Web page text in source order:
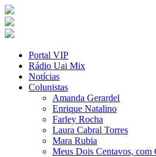
Portal VIP
Rádio Uai Mix
Notícias
Colunistas
Amanda Gerardel
Enrique Natalino
Farley Rocha
Laura Cabral Torres
Mara Rubia
Meus Dois Centavos, com